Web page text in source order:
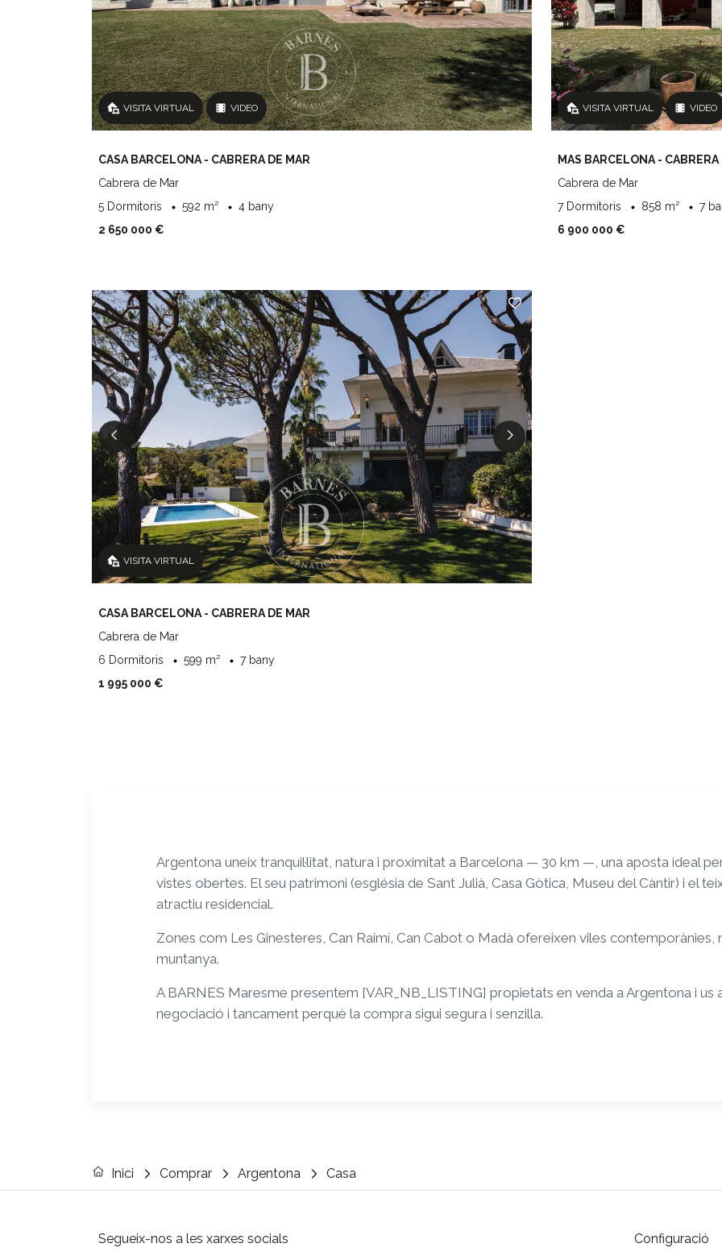
VISITA VIRTUAL VIDEO
CASA BARCELONA - CABRERA DE MAR
Cabrera de Mar
5 Dormitoris
592 m²
4 bany
2 650 000 €
VISITA VIRTUAL VIDEO
MAS BARCELONA - CABRERA
Cabrera de Mar
7 Dormitoris
858 m²
7
6 900 000 €
VISITA VIRTUAL
CASA BARCELONA - CABRERA DE MAR
Cabrera de Mar
6 Dormitoris
599 m²
7 bany
1 995 000 €
Argentona uneix tranquil·litat, natura i proximitat a Barcelona — 30 km —, una aposta ideal
vistes obertes. El seu patrimoni (església de Sant Julià, Casa Gòtica, Museu del Càntir) i el
atractiu residencial.
Zones com Les Ginesteres, Can Raimí, Can Cabot o Madà ofereixen viles contemporànies,
muntanya.
A BARNES Maresme presentem [VAR_NB_LISTING] propietats en venda a Argentona i
negociació i tancament perquè la compra sigui segura i senzilla.
Inici Comprar Argentona Casa
Segueix-nos a les xarxes socials Configuració